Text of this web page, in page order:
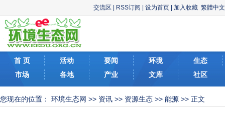
交流区 RSS订阅 设为首页 加入收藏 繁體中文
首 页 活动 要闻 环境
生态
市场
各地 产业 文库 社区
您现在的位置： 环境生态网 >> 资讯 >> 资源生态 >> 能源 >> 正文